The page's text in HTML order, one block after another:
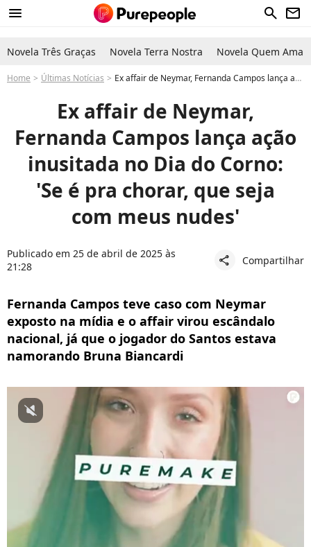
menu search newsletter
Novela Três Graças Novela Terra Nostra Novela Quem Ama
Home Últimas Notícias Ex affair de Neymar, Fernanda Campos lança ação inusitada no Dia do Corno: 'Se é pra chorar, que seja com meus nudes'
Ex affair de Neymar,
Fernanda Campos lança ação
inusitada no Dia do Corno:
'Se é pra chorar, que seja
com meus nudes'
Publicado em 25 de abril de 2025 às
21:28
share Compartilhar
Fernanda Campos teve caso com Neymar
exposto na mídia e o affair virou escândalo
nacional, já que o jogador do Santos estava
namorando Bruna Biancardi